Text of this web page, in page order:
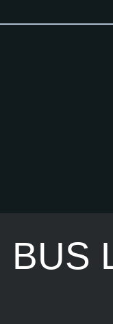
BUS